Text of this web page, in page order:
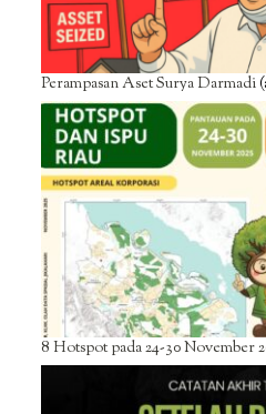
Perampasan Aset Surya Darmadi
8 Hotspot pada 24-30 November